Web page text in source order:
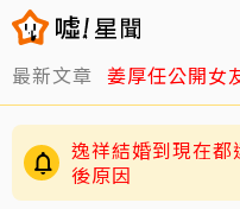
最新文章 姜厚任公開女
逸祥結婚到現在
後原因